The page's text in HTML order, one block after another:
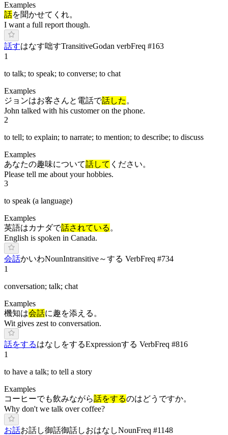
Examples
話を聞かせてくれ。
I want a full report though.
話すはなす咄すTransitiveGodan verbFreq #163
1
to talk; to speak; to converse; to chat
Examples
ジョンはお客さんと電話で話した 。
John talked with his customer on the phone.
2
to tell; to explain; to narrate; to mention; to describe; to discuss
Examples
あなたの趣味について話して ください。
Please tell me about your hobbies.
3
to speak (a language)
Examples
英語はカナダで話されている 。
English is spoken in Canada.
会話かいわNounIntransitive～する VerbFreq #734
1
conversation; talk; chat
Examples
機知は会話に趣を添える。
Wit gives zest to conversation.
話をするはなしをするExpressionする VerbFreq #816
1
to have a talk; to tell a story
Examples
コーヒーでも飲みながら話をするのはどうですか。
Why don't we talk over coffee?
お話お話し御話御話しおはなしNounFreq #1148